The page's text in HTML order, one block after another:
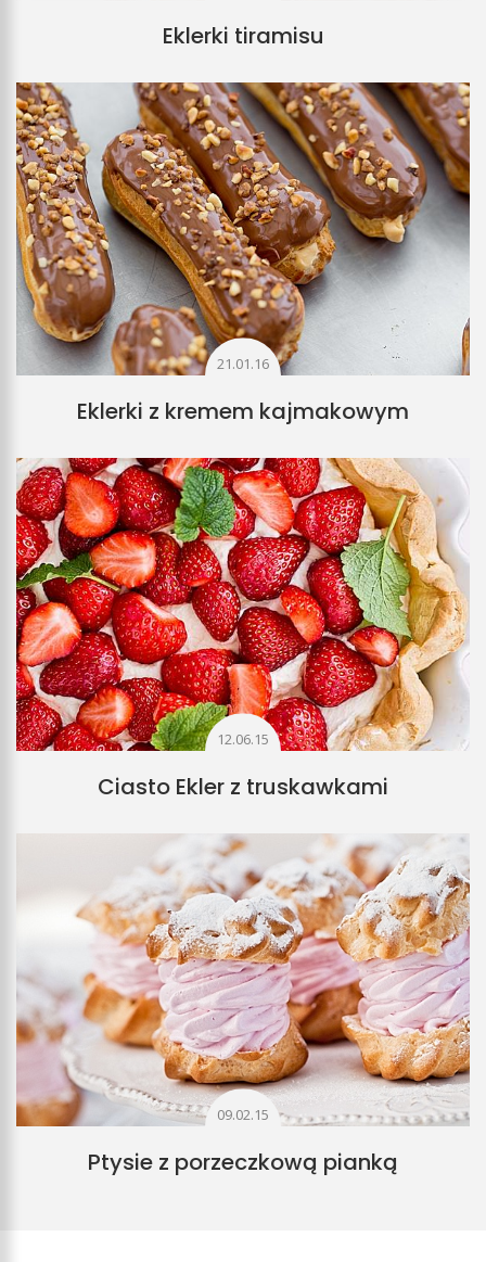
Eklerki tiramisu
21.01.16
Eklerki z kremem kajmakowym
12.06.15
Ciasto Ekler z truskawkami
09.02.15
Ptysie z porzeczkową pianką